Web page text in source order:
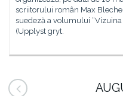
scriitorului român Max
suedeză a volumului
(Upplyst gryt.